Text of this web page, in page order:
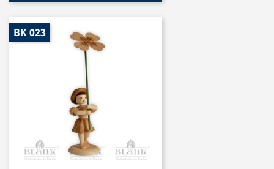
BK 023